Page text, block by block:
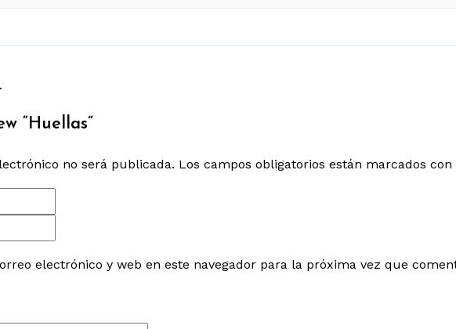
“Huellas”
no será publicada. Los campos obligatorios están marcados con
electrónico y web en este navegador para la próxima vez que